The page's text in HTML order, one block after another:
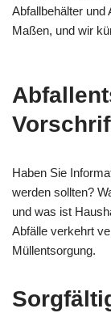
Abfallbehälter und
Maßen, und wir
Haben Sie
werden sollten?
und was ist
Abfälle verkehrt
Müllentsorgung.